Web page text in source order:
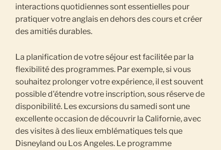
interactions quotidiennes sont essentielles pour
pratiquer votre anglais en dehors des cours et créer
des amitiés durables.
La planification de votre séjour est facilitée par la
flexibilité des programmes. Par exemple, si vous
souhaitez prolonger votre expérience, il est souvent
possible d'étendre votre inscription, sous réserve de
disponibilité. Les excursions du samedi sont une
excellente occasion de découvrir la Californie, avec
des visites à des lieux emblématiques tels que
Disneyland ou Los Angeles. Le programme